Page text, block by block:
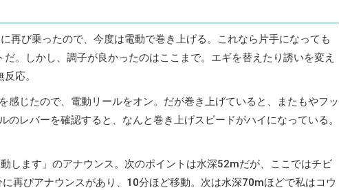
再び乗ったので、今度は電動で巻き上げる。これなら片手になっても
。しかし、調子が良かったのはここまで。エギを替えたり誘いを変え
応。
感じたので、電動リールをオン。だが巻き上げていると、またもやフッ
のレバーを確認すると、なんと巻き上げスピードがハイになっている。
します」のアナウンス。次のポイントは水深52mだが、ここではチビ
再びアナウンスがあり、10分ほど移動。次は水深70mほどで私はコウ